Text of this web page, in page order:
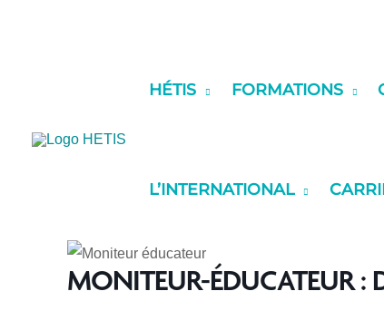
HÉTIS FORMATIONS
L’INTERNATIONAL
MONITEUR-ÉDUCATEUR :